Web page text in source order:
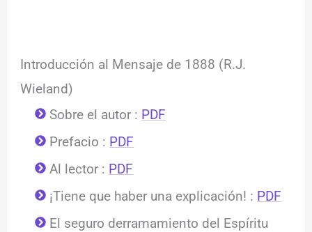
Introducción al Mensaje de 1888 (R.J.
Wieland)
Sobre el autor : PDF
Prefacio : PDF
Al lector : PDF
¡Tiene que haber una explicación! : PDF
El seguro derramamiento del Espíritu